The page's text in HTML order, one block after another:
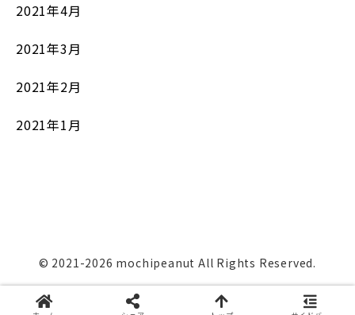
2021年4月
2021年3月
2021年2月
2021年1月
© 2021-2026 mochipeanut All Rights Reserved.